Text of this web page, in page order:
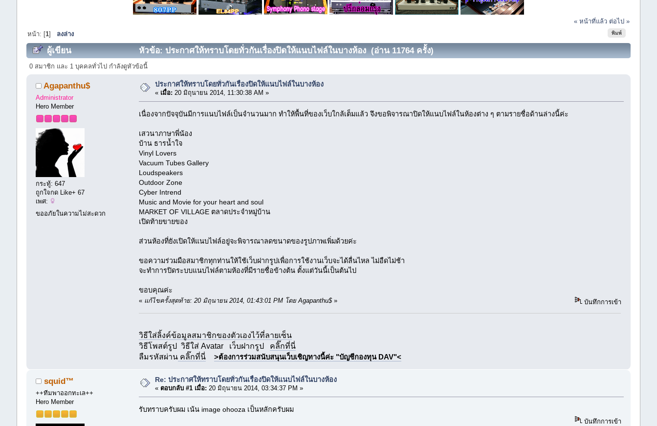
« หน้าที่แล้ว ต่อไป »
พิมพ์
หน้า: [1] ลงล่าง
ผู้เขียน หัวข้อ: ประกาศให้ทราบโดยทั่วกันเรื่องปิดให้แนบไฟล์ในบางห้อง (อ่าน 11764 ครั้ง)
0 สมาชิก และ 1 บุคคลทั่วไป กำลังดูหัวข้อนี้
Agapanthu$
Administrator
Hero Member
กระทู้: 647
ถูกใจกด Like+ 67
เพศ:
ขออภัยในความไม่สะดวก
ประกาศให้ทราบโดยทั่วกันเรื่องปิดให้แนบไฟล์ในบางห้อง
« เมื่อ: 20 มิถุนายน 2014, 11:30:38 AM »
เนื่องจากปัจจุบันมีการแนบไฟล์เป็นจำนวนมาก ทำให้พื้นที่ของเว็บใกล้เต็มแล้ว จึงขอพิจารณาปิดให้แนบไฟล์ในห้องต่าง ๆ ตามรายชื่อด้านล่างนี้ค่ะ
เสวนาภาษาพี่น้อง
บ้าน ธารน้ำใจ
Vinyl Lovers
Vacuum Tubes Gallery
Loudspeakers
Outdoor Zone
Cyber Intrend
Music and Movie for your heart and soul
MARKET OF VILLAGE ตลาดประจำหมู่บ้าน
เปิดท้ายขายของ
ส่วนห้องที่ยังเปิดให้แนบไฟล์อยู่จะพิจารณาลดขนาดของรูปภาพเพิ่มด้วยค่ะ
ขอความร่วมมือสมาชิกทุกท่านให้ใช้เว็บฝากรูปเพื่อการใช้งานเว็บจะได้ลื่นไหล ไม่อืดไม่ช้า
จะทำการปิดระบบแนบไฟล์ตามห้องที่มีรายชื่อข้างต้น ตั้งแต่วันนี้เป็นต้นไป
ขอบคุณค่ะ
« แก้ไขครั้งสุดท้าย: 20 มิถุนายน 2014, 01:43:01 PM โดย Agapanthu$» บันทึกการเข้า
วิธีใส่ลิ้งค์ข้อมูลสมาชิกของตัวเองไว้ที่ลายเซ็น
วิธีโพสต์รูป วิธีใส่ Avatar เว็บฝากรูป
คลิ๊กที่นี่
ลืมรหัสผ่าน คลิ๊กที่นี่ >ต้องการร่วมสนับสนุนเว็บเชิญทางนี้ค่ะ "บัญชีกองทุน DAV"<
squid™
++ทีมพาออกทะเล++
Hero Member
Re: ประกาศให้ทราบโดยทั่วกันเรื่องปิดให้แนบไฟล์ในบางห้อง
« ตอบกลับ #1 เมื่อ: 20 มิถุนายน 2014, 03:34:37 PM »
รับทราบครับผม เน้น image ohooza เป็นหลักครับผม
บันทึกการเข้า